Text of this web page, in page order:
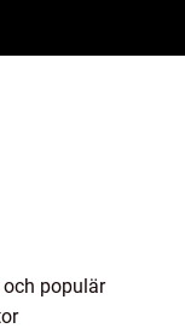
populär